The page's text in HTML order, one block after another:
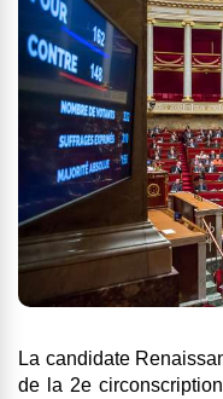
La candidate
de la 2e